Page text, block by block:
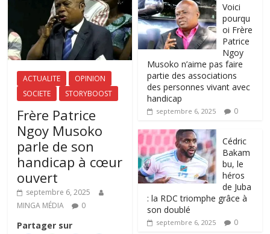
ACTUALITE
OPINION
SOCIETE
STORYBOOST
Frère Patrice
Ngoy Musoko
parle de son
handicap à cœur
ouvert
septembre 6, 2025
MINGA MÉDIA
0
Partager sur
Voici
pourqu
oi Frère
Patrice
Ngoy
Musoko n’aime pas faire
partie des associations
des personnes vivant avec
handicap
septembre 6, 2025 0
‎Cédric
Bakam
bu, le
héros
de Juba
: la RDC triomphe grâce à
son doublé
septembre 6, 2025 0